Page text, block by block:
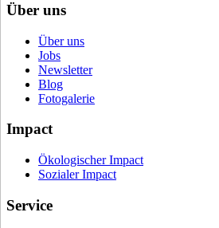
Über uns
Über uns
Jobs
Newsletter
Blog
Fotogalerie
Impact
Ökologischer Impact
Sozialer Impact
Service